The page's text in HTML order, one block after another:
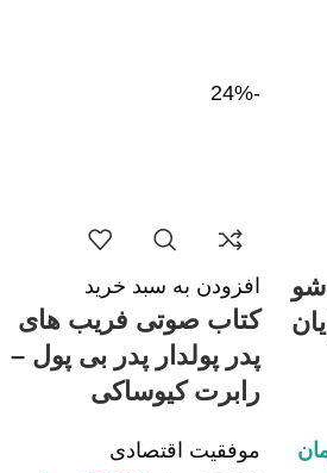
-24%
افزودن به سبد خرید
کتاب صوتی فریب های
پدر پولدار پدر بی پول –
رابرت کیوساکی
موفقیت اقتصادی